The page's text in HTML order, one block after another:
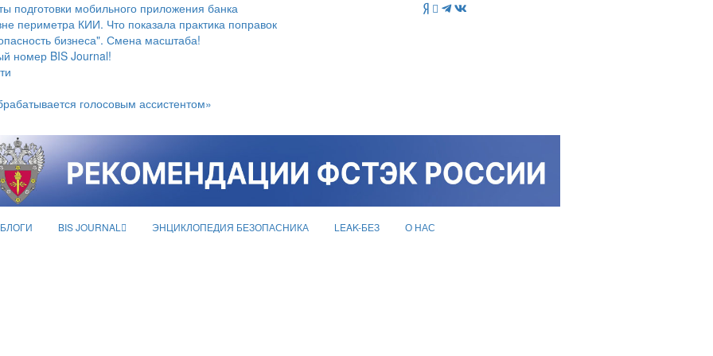
подготовки мобильного приложения банка
периметра КИИ. Что показала практика поправок
бизнеса". Смена масштаба!
номер BIS Journal!
голосовым ассистентом»
БЛОГИ BIS JOURNAL ЭНЦИКЛОПЕДИЯ БЕЗОПАСНИКА LEAK-БЕЗ О НАС